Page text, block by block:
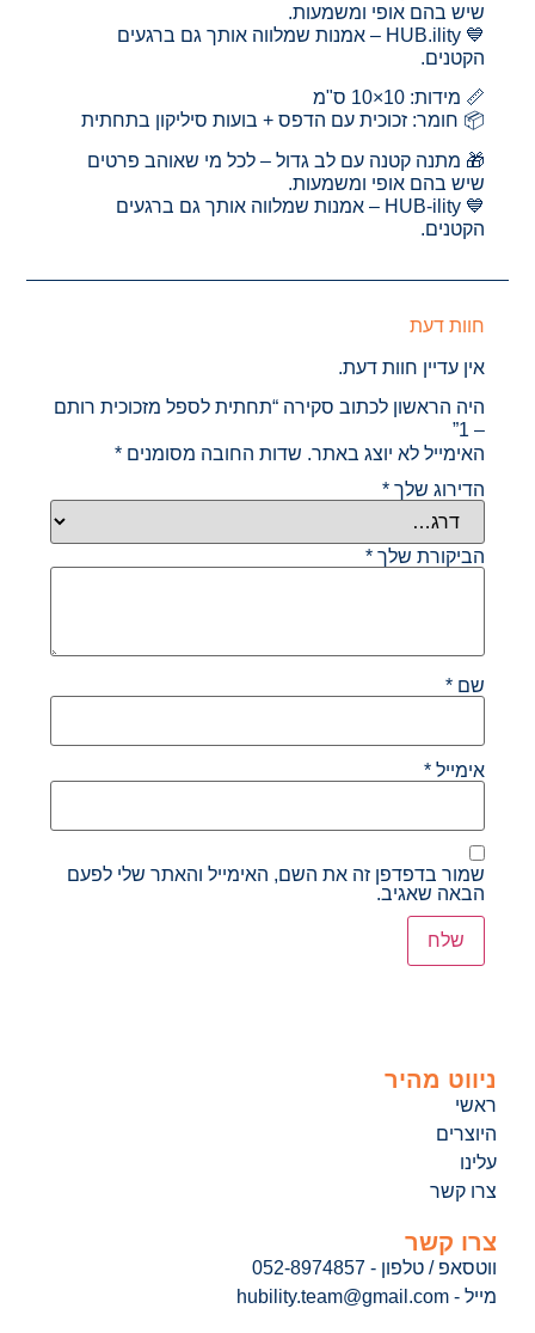
שיש בהם אופי ומשמעות.
💙 HUB.ility – אמנות שמלווה אותך גם ברגעים
הקטנים.
📏 מידות: 10×10 ס"מ
📦 חומר: זכוכית עם הדפס + בועות סיליקון בתחתית
🎁 מתנה קטנה עם לב גדול – לכל מי שאוהב פרטים
שיש בהם אופי ומשמעות.
💙 HUB-ility – אמנות שמלווה אותך גם ברגעים
הקטנים.
חוות דעת
אין עדיין חוות דעת.
היה הראשון לכתוב סקירה “תחתית לספל מזכוכית רותם
– 1”
האימייל לא יוצג באתר. שדות החובה מסומנים*
הדירוג שלך*
הביקורת שלך*
שם*
אימייל*
שמור בדפדפן זה את השם, האימייל והאתר שלי לפעם
הבאה שאגיב.
ניווט מהיר
ראשי
היוצרים
עלינו
צרו קשר
צרו קשר
ווטסאפ / טלפון - 052-8974857
מייל - hubility.team@gmail.com